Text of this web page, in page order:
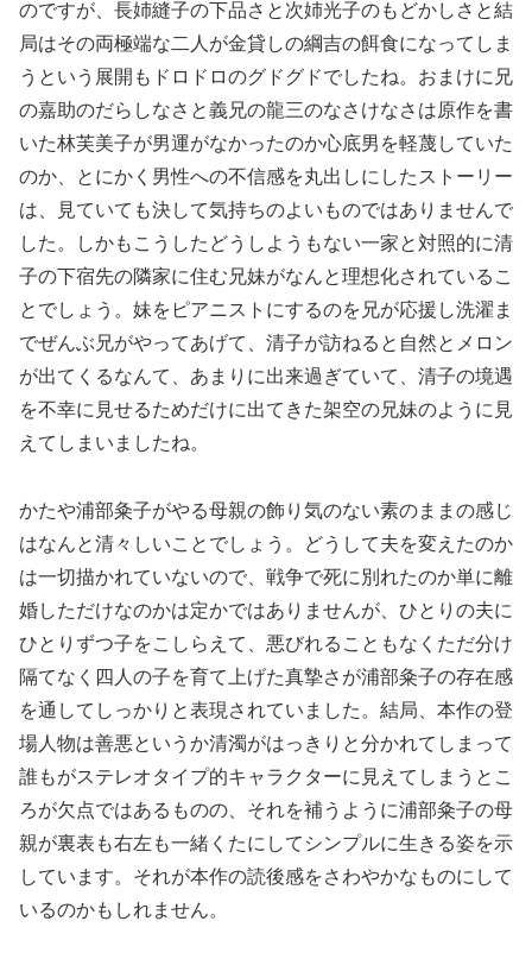
のですが、長姉縫子の下品さと次姉光子のもどかしさと結
局はその両極端な二人が金貸しの綱吉の餌食になってしま
うという展開もドロドロのグドグドでしたね。おまけに兄
の嘉助のだらしなさと義兄の龍三のなさけなさは原作を書
いた林芙美子が男運がなかったのか心底男を軽蔑していた
のか、とにかく男性への不信感を丸出しにしたストーリー
は、見ていても決して気持ちのよいものではありませんで
した。しかもこうしたどうしようもない一家と対照的に清
子の下宿先の隣家に住む兄妹がなんと理想化されているこ
とでしょう。妹をピアニストにするのを兄が応援し洗濯ま
でぜんぶ兄がやってあげて、清子が訪ねると自然とメロン
が出てくるなんて、あまりに出来過ぎていて、清子の境遇
を不幸に見せるためだけに出てきた架空の兄妹のように見
えてしまいましたね。
かたや浦部粂子がやる母親の飾り気のない素のままの感じ
はなんと清々しいことでしょう。どうして夫を変えたのか
は一切描かれていないので、戦争で死に別れたのか単に離
婚しただけなのかは定かではありませんが、ひとりの夫に
ひとりずつ子をこしらえて、悪びれることもなくただ分け
隔てなく四人の子を育て上げた真摯さが浦部粂子の存在感
を通してしっかりと表現されていました。結局、本作の登
場人物は善悪というか清濁がはっきりと分かれてしまって
誰もがステレオタイプ的キャラクターに見えてしまうとこ
ろが欠点ではあるものの、それを補うように浦部粂子の母
親が裏表も右左も一緒くたにしてシンプルに生きる姿を示
しています。それが本作の読後感をさわやかなものにして
いるのかもしれません。